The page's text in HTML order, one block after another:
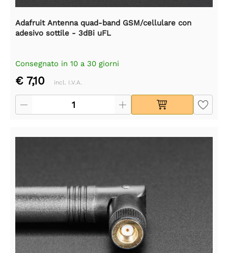
Adafruit Antenna quad-band GSM/cellulare con
adesivo sottile - 3dBi uFL
Consegnato in 10 a 30 giorni
€ 7,10 incl. I.V.A.